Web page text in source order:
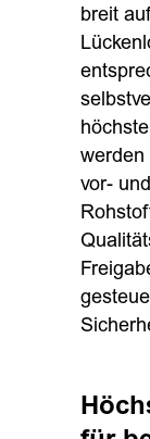
breit
werden
vor-